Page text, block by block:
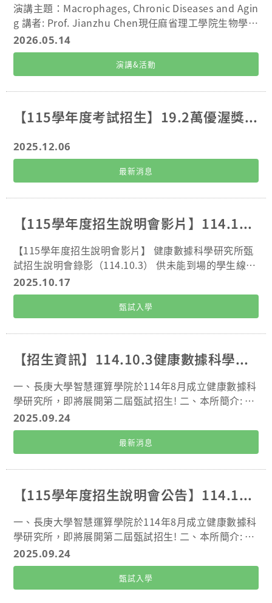
演講主題：Macrophages, Chronic Diseases and Agin
g 講者: Prof. Jianzhu Chen現任麻省理工學院生物學系
教授 時間: 2026年5月25日 (一) 12:30-13:30 地點: 管
理大樓11樓-AI講堂 直播連結: https://reurl.cc/K2EZQ
y或 掃描海報 QR code iCGU報名連結: https://reurl.c
c/pp4Z7d 研習時數： 認列教師研習時數 1 小時 講者
簡介: Prof. Jianzhu Chen現任麻省理工學院生物學系
教授，並兼任科赫綜合癌症研究所 (Koch Institute for
Integrative Cancer Research) 教研人員及博得研究所
(Broad Institute)副研究員；同時擔任新加坡-麻省理工
學院科研中心(Singapore-MIT Alliance for Research
and Technology, SMART)『抗微生物抗藥性跨領域研
究計畫』之主持人。渠於史丹佛大學取得博士學位，長
期致力於免疫學、癌症、感染性疾病及人類疾病動物模
及巨噬細胞重編程技術於癌症、代謝疾病與感染性疾病
會士(AAAS Fellow)。 ※本活動需報名
2026.05.14
演講&活動
【115學年度考試招生】19.2萬優渥獎助學金，考試日期3/13
2025.12.06
最新消息
【115學年度招生說明會影片】114.10.3健康數據科學研究所-甄試招生說明會影片
【115學年度招生說明會影片】 健康數據科學研究所甄
試招生說明會錄影（114.10.3） 供未能到場的學生線上
觀看。會議影片連結: https://reurl.cc/Y3yVdL
2025.10.17
甄試入學
【招生資訊】114.10.3健康數據科學研究所-甄試招生說明會
一、長庚大學智慧運算學院於114年8月成立健康數據科
學研究所，即將展開第二屆甄試招生! 二、本所簡介: 健
康數據科學研究所致力於培養能靈活運用人工智慧結合
統計方法處理多元健康數據、進行跨領域分析與創新應
用的碩士級研究人才。本次說明會將介紹本所課程特
色、資源整合及與長庚醫療體系合作的優勢，並說明甄
試入學相關資訊。 招生說明會相關資訊： 時間：11
4 年 10 月 3 日（五）12:10 – 13:00 地點：管理大樓 1
1 樓 AI 講堂 / 線上直播 如何參與：填寫https://forms.
office.com/r/Fd7LC6bQKy 報名表單(現場實體參與)，
或加入線上直播 https://reurl.cc/7Vv869 甄試報名日
期：114 年 10 月 8 日 – 10 月 31 日 本所網站: https://
www.cgu.edu.tw/hds 主辦單位:智慧運算學院、健康
2025.09.24
最新消息
【115學年度招生說明會公告】114.10.3健康數據科學研究所-甄試招生說明會
一、長庚大學智慧運算學院於114年8月成立健康數據科
學研究所，即將展開第二屆甄試招生! 二、本所簡介: 健
康數據科學研究所致力於培養能靈活運用人工智慧結合
統計方法處理多元健康數據、進行跨領域分析與創新應
用的碩士級研究人才。本次說明會將介紹本所課程特
色、資源整合及與長庚醫療體系合作的優勢，並說明甄
2025.09.24
甄試入學